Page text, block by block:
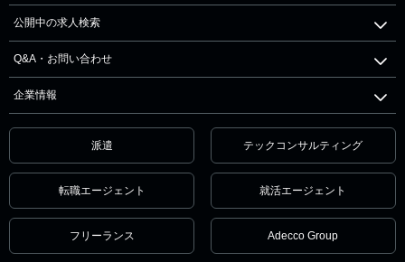
公開中の求人検索
Q&A・お問い合わせ
企業情報
派遣 テックコンサルティング
転職エージェント 就活エージェント
フリーランス Adecco Group